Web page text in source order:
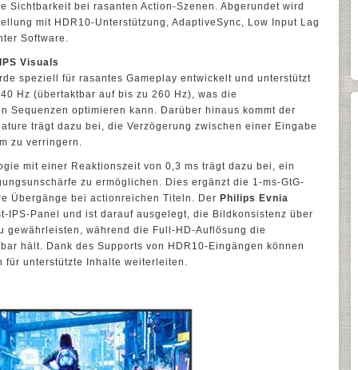
Sichtbarkeit bei rasanten Action-Szenen. Abgerundet wird
mit HDR10-Unterstützung, AdaptiveSync, Low Input Lag
Software.
Visuals
speziell für rasantes Gameplay entwickelt und unterstützt
Hz (übertaktbar auf bis zu 260 Hz), was die
Sequenzen optimieren kann. Darüber hinaus kommt der
trägt dazu bei, die Verzögerung zwischen einer Eingabe
zu verringern.
mit einer Reaktionszeit von 0,3 ms trägt dazu bei, ein
zu ermöglichen. Dies ergänzt die 1-ms-GtG-
Übergänge bei actionreichen Titeln. Der Philips Evnia
IPS-Panel und ist darauf ausgelegt, die Bildkonsistenz über
gewährleisten, während die Full-HD-Auflösung die
hält. Dank des Supports von HDR10-Eingängen können
für unterstützte Inhalte weiterleiten.